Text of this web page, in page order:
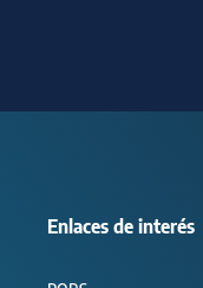
Enlaces de interés